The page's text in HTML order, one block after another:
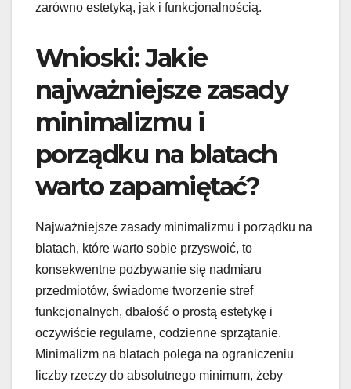
zarówno estetyką, jak i funkcjonalnością.
Wnioski: Jakie
najważniejsze zasady
minimalizmu i
porządku na blatach
warto zapamiętać?
Najważniejsze zasady minimalizmu i porządku na
blatach, które warto sobie przyswoić, to
konsekwentne pozbywanie się nadmiaru
przedmiotów, świadome tworzenie stref
funkcjonalnych, dbałość o prostą estetykę i
oczywiście regularne, codzienne sprzątanie.
Minimalizm na blatach polega na ograniczeniu
liczby rzeczy do absolutnego minimum, żeby